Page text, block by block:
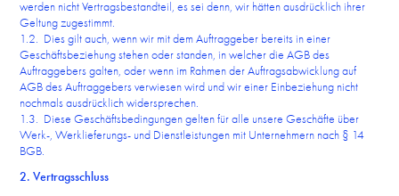
werden nicht Vertragsbestandteil, es sei denn, wir hätten ausdrücklich ihrer
Geltung zugestimmt.
1.2. Dies gilt auch, wenn wir mit dem Auftraggeber bereits in einer
Geschäftsbeziehung stehen oder standen, in welcher die AGB des
Auftraggebers galten, oder wenn im Rahmen der Auftragsabwicklung auf
AGB des Auftraggebers verwiesen wird und wir einer Einbeziehung nicht
nochmals ausdrücklich widersprechen.
1.3. Diese Geschäftsbedingungen gelten für alle unsere Geschäfte über
Werk-, Werklieferungs- und Dienstleistungen mit Unternehmern nach § 14
BGB.
2. Vertragsschluss